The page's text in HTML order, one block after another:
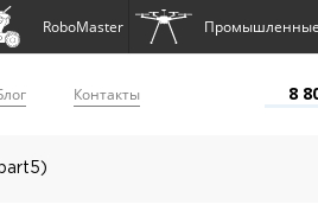
RoboMaster Промышленные
Контакты 8